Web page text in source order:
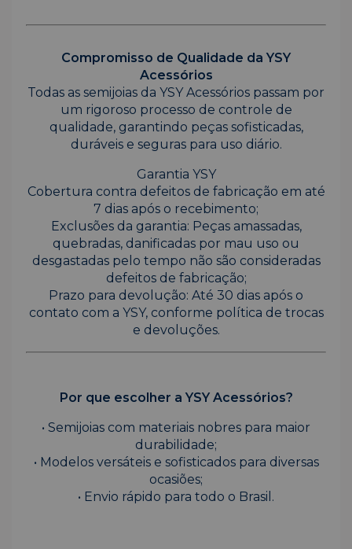
Compromisso de Qualidade da YSY
Acessórios
Todas as semijoias da YSY Acessórios passam por
um rigoroso processo de controle de
qualidade, garantindo peças sofisticadas,
duráveis e seguras para uso diário.
Garantia YSY
Cobertura contra defeitos de fabricação em até
7 dias após o recebimento;
Exclusões da garantia: Peças amassadas,
quebradas, danificadas por mau uso ou
desgastadas pelo tempo não são consideradas
defeitos de fabricação;
Prazo para devolução: Até 30 dias após o
contato com a YSY, conforme política de trocas
e devoluções.
Por que escolher a YSY Acessórios?
• Semijoias com materiais nobres para maior
durabilidade;
• Modelos versáteis e sofisticados para diversas
ocasiões;
• Envio rápido para todo o Brasil.